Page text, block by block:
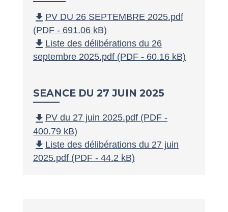
file_download PV DU 26 SEPTEMBRE 2025.pdf
(PDF - 691.06 kB)
file_download Liste des délibérations du 26
septembre 2025.pdf (PDF - 60.16 kB)
SEANCE DU 27 JUIN 2025
file_download PV du 27 juin 2025.pdf (PDF -
400.79 kB)
file_download Liste des délibérations du 27 juin
2025.pdf (PDF - 44.2 kB)